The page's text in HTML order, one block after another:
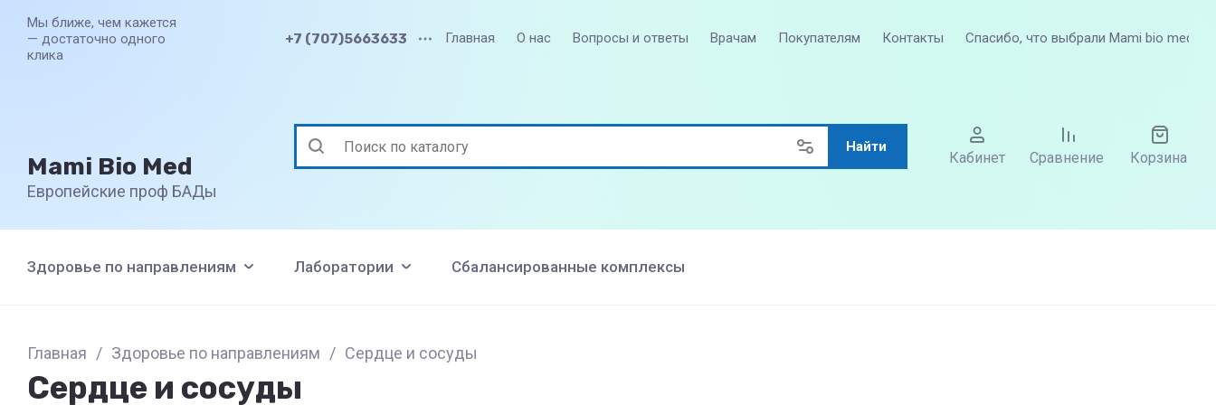
Мы ближе, чем кажется
— достаточно одного
клика
+7 (707)5663633 Главная О нас Вопросы и ответы Врачам Покупателям Контакты Спасибо, что выбрали Mami bio med
Mami Bio Med
Европейские проф БАДы
Найти
Кабинет Сравнение Корзина
Здоровье по направлениям Лаборатории Сбалансированные комплексы
Главная / Здоровье по направлениям / Сердце и сосуды
Сердце и сосуды